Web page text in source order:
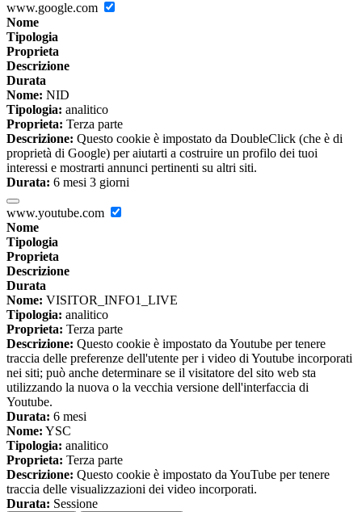
www.google.com
Nome
Tipologia
Proprieta
Descrizione
Durata
Nome: NID
Tipologia: analitico
Proprieta: Terza parte
Descrizione: Questo cookie è impostato da DoubleClick (che è di
proprietà di Google) per aiutarti a costruire un profilo dei tuoi
interessi e mostrarti annunci pertinenti su altri siti.
Durata: 6 mesi 3 giorni
www.youtube.com
Nome
Tipologia
Proprieta
Descrizione
Durata
Nome: VISITOR_INFO1_LIVE
Tipologia: analitico
Proprieta: Terza parte
Descrizione: Questo cookie è impostato da Youtube per tenere
traccia delle preferenze dell'utente per i video di Youtube incorporati
nei siti; può anche determinare se il visitatore del sito web sta
utilizzando la nuova o la vecchia versione dell'interfaccia di
Youtube.
Durata: 6 mesi
Nome: YSC
Tipologia: analitico
Proprieta: Terza parte
Descrizione: Questo cookie è impostato da YouTube per tenere
traccia delle visualizzazioni dei video incorporati.
Durata: Sessione